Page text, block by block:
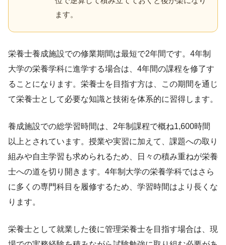
ます。
栄養士養成施設での修業期間は最短で2年間です。4年制
大学の栄養学科に進学する場合は、4年間の課程を修了す
ることになります。栄養士を目指す方は、この期間を通じ
て栄養士として必要な知識と技術を体系的に習得します。
養成施設での総学習時間は、2年制課程で概ね1,600時間
以上とされています。授業や実習に加えて、課題への取り
組みや自主学習も求められるため、日々の積み重ねが栄養
士への道を切り開きます。4年制大学の栄養学科ではさら
に多くの専門科目を履修するため、学習時間はより長くな
ります。
栄養士として就業した後に管理栄養士を目指す場合は、現